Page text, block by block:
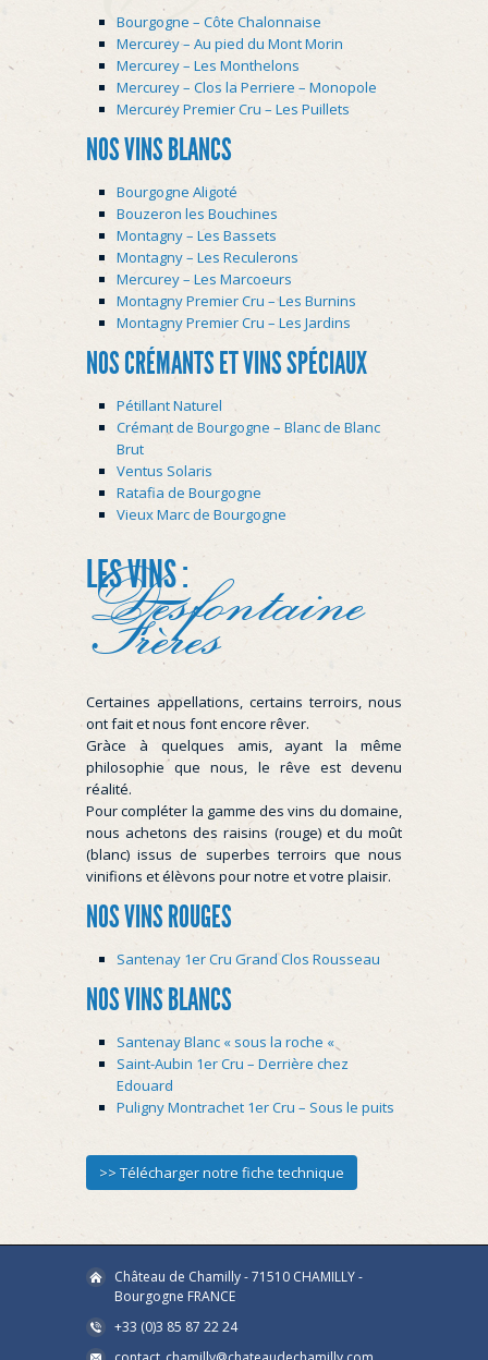
Bourgogne – Côte Chalonnaise
Mercurey – Au pied du Mont Morin
Mercurey – Les Monthelons
Mercurey – Clos la Perriere – Monopole
Mercurey Premier Cru – Les Puillets
NOS VINS BLANCS
Bourgogne Aligoté
Bouzeron les Bouchines
Montagny – Les Bassets
Montagny – Les Reculerons
Mercurey – Les Marcoeurs
Montagny Premier Cru – Les Burnins
Montagny Premier Cru – Les Jardins
NOS CRÉMANTS ET VINS SPÉCIAUX
Pétillant Naturel
Crémant de Bourgogne – Blanc de Blanc
Brut
Ventus Solaris
Ratafia de Bourgogne
Vieux Marc de Bourgogne
LES VINS :
Desfontaine
Frères
Certaines appellations, certains terroirs, nous
ont fait et nous font encore rêver.
Gràce à quelques amis, ayant la même
philosophie que nous, le rêve est devenu
réalité.
Pour compléter la gamme des vins du domaine,
nous achetons des raisins (rouge) et du moût
(blanc) issus de superbes terroirs que nous
vinifions et élèvons pour notre et votre plaisir.
NOS VINS ROUGES
Santenay 1er Cru Grand Clos Rousseau
NOS VINS BLANCS
Santenay Blanc « sous la roche «
Saint-Aubin 1er Cru – Derrière chez
Edouard
Puligny Montrachet 1er Cru – Sous le puits
>> Télécharger notre fiche technique
Château de Chamilly - 71510 CHAMILLY -
Bourgogne FRANCE
+33 (0)3 85 87 22 24